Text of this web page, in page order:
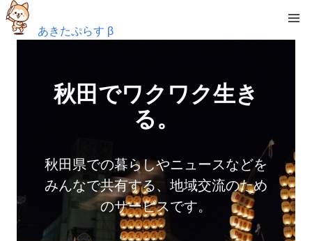
あきたぷらす β
秋田でワクワク生き
る。
秋田県での暮らしやニュースなどを
みんなで共有する、地域交流のため
のサービスです。